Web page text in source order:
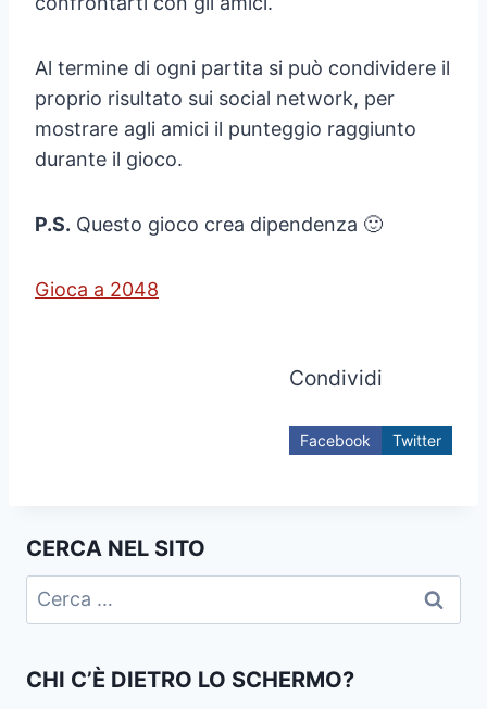
Al termine di ogni partita si può condividere il
proprio risultato sui social network, per
mostrare agli amici il punteggio raggiunto
durante il gioco.
P.S. Questo gioco crea dipendenza 🙂
Gioca a 2048
Condividi
Facebook Twitter
CERCA NEL SITO
Ricerca
per:
CHI C’È DIETRO LO SCHERMO?